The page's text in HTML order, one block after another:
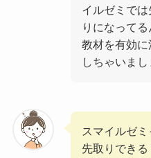
イルゼミで
りになってる
教材を有効
しちゃいまし
スマイルゼ
先取りできる